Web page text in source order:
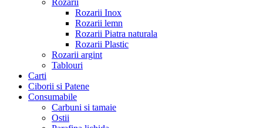
Rozarii
Rozarii Inox
Rozarii lemn
Rozarii Piatra naturala
Rozarii Plastic
Rozarii argint
Tablouri
Carti
Ciborii si Patene
Consumabile
Carbuni si tamaie
Ostii